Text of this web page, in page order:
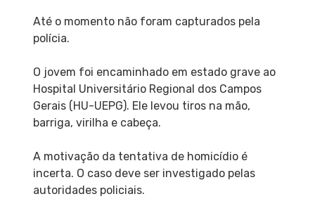
Até o momento não foram capturados pela
polícia.
O jovem foi encaminhado em estado grave ao
Hospital Universitário Regional dos Campos
Gerais (HU-UEPG). Ele levou tiros na mão,
barriga, virilha e cabeça.
A motivação da tentativa de homicídio é
incerta. O caso deve ser investigado pelas
autoridades policiais.